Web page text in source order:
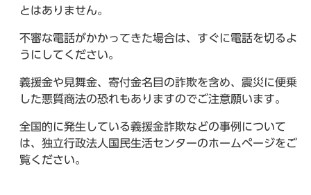
とはありません。
不審な電話がかかってきた場合は、すぐに電話を切るよ
うにしてください。
義援金や見舞金、寄付金名目の詐欺を含め、震災に便乗
した悪質商法の恐れもありますのでご注意願います。
全国的に発生している義援金詐欺などの事例について
は、独立行政法人国民生活センターのホームページをご
覧ください。